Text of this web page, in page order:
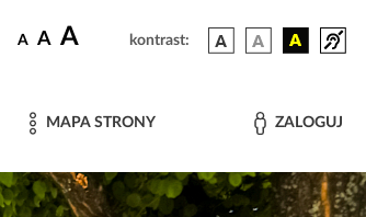
A A A kontrast:
MAPA STRONY ZALOGUJ